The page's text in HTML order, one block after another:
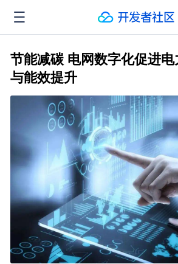
节能减碳 电网数字化促进
与能效提升